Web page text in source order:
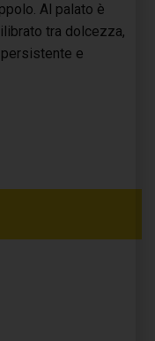
Al palato è
tra dolcezza,
e